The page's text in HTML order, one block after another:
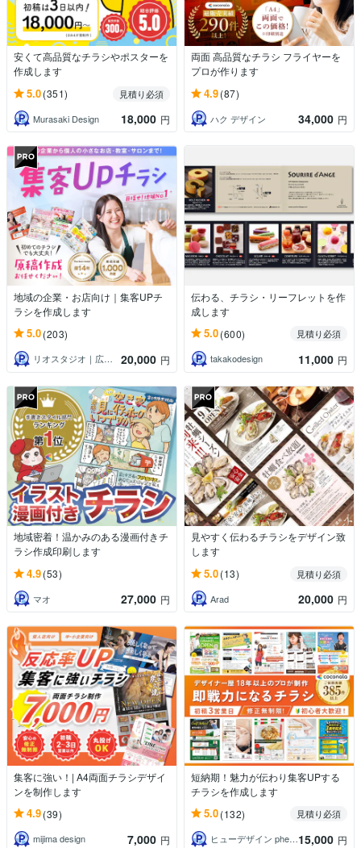
安くて高品質なチラシやポスターを
作成します
5.0(351)
見積り必須
Murasaki Design
18,000 円
両面 高品質なチラシ フライヤーを
プロが作ります
4.9(87)
ハク デザイン 34,000 円
地域の企業・お店向け｜集客UPチ
ラシを作成します
5.0(203)
リオスタジオ｜広島市の地域集客デザイナー 20,000 円
伝わる、チラシ・リーフレットを作
成します
5.0(600)
見積り必須
takakodesign
11,000 円
地域密着！温かみのある漫画付きチ
ラシ作成印刷します
4.9(53)
マオ 27,000 円
見やすく伝わるチラシをデザイン致
します
5.0(13)
見積り必須
Arad
20,000 円
集客に強い！| A4両面チラシデザイ
ンを制作します
4.9(39)
mijima design 7,000 円
短納期！魅力が伝わり集客UPする
チラシを作成します
5.0(132)
見積り必須
ヒューデザイン phew Design15,000 円